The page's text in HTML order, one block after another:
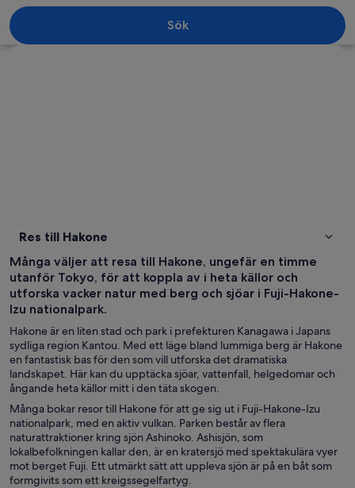
Ett stort segelfartyg med flera däck
Sök
Res till Hakone
Många väljer att resa till Hakone, ungefär en timme
utanför Tokyo, för att koppla av i heta källor och
utforska vacker natur med berg och sjöar i Fuji-Hakone-
Izu nationalpark.
Hakone är en liten stad och park i prefekturen Kanagawa i Japans
sydliga region Kantou. Med ett läge bland lummiga berg är Hakone
en fantastisk bas för den som vill utforska det dramatiska
landskapet. Här kan du upptäcka sjöar, vattenfall, helgedomar och
ångande heta källor mitt i den täta skogen.
Många bokar resor till Hakone för att ge sig ut i Fuji-Hakone-Izu
nationalpark, med en aktiv vulkan. Parken består av flera
naturattraktioner kring sjön Ashinoko. Ashisjön, som
lokalbefolkningen kallar den, är en kratersjö med spektakulära vyer
mot berget Fuji. Ett utmärkt sätt att uppleva sjön är på en båt som
formgivits som ett kreigssegelfartyg.